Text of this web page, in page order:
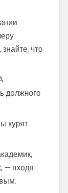
что
должного
курят
— входя